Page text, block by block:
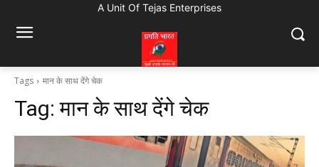
A Unit Of Tejas Enterprises
Tags मान के साथ देंगे चेक
Tag:मान के साथ देंगे चेक